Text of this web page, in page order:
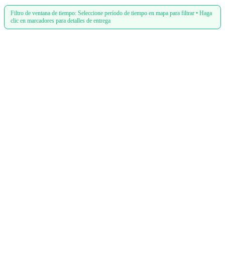
Filtro de ventana de tiempo: Seleccione período de tiempo en mapa para filtrar • Haga
clic en marcadores para detalles de entrega